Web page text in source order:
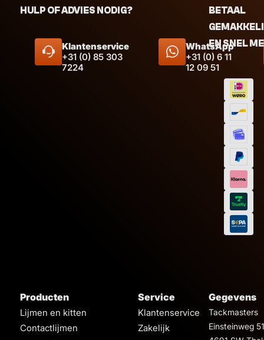
HULP OF ADVIES NODIG?
Klantenservice
+31 (0) 85 303
7224
WhatsApp
+31 (0) 6 11
12 09 51
BETAAL
EN SNEL
Producten
Lijmen en kitten
Contactlijmen
Service
Klantenservice
Zakelijk
Gegevens
Tackmasters
Einsteinweg 51